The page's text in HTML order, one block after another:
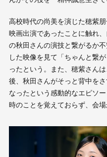
高校時代の尚美を演じた穂紫
映画出演であったことに触れ
の秋田さんの演技と繋がるか
した映像を見て「ちゃんと繋
ったという。また、穂紫さん
後、秋田さんがそっと背中を
なったという感動的なエピソ
時のことを覚えておらず、会場